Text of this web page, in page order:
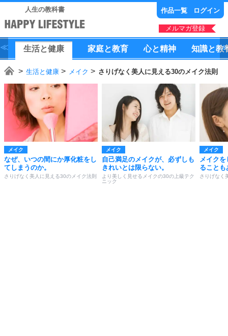
人生の教科書 作品一覧 ログイン
メルマガ登録
生活と健康 家庭と教育 心と精神 知識と教
生活と健康 メイク さりげなく美人に見える30のメイク法則
メイク
なぜ、いつの間にか厚化粧をし
てしまうのか。
さりげなく美人に見える30のメイク法則
メイク
自己満足のメイクが、必ずしも
きれいとは限らない。
より美しく見せるメイクの30の上級テク
ニック
メイク
メイク
ることも
さりげなく